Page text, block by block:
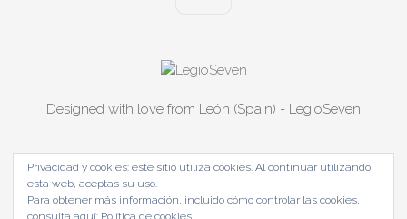
Designed with love from León (Spain) - LegioSeven
Privacidad y cookies: este sitio utiliza cookies. Al continuar utilizando
esta web, aceptas su uso.
Para obtener más información, incluido cómo controlar las cookies,
consulta aquí: Política de cookies